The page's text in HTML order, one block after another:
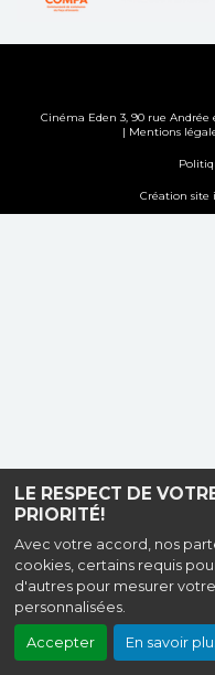
LE RESPECT DE
PRIORITÉ!
Avec votre accord, nos
cookies, certains requis
d'autres pour mesurer
personnalisées.
Accepter En savoir
Cinéma Eden 3, 90 rue Andrée
| Mentions
Création site